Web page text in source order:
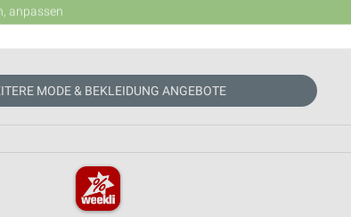
MODE & BEKLEIDUNG ANGEBOTE
anpassen